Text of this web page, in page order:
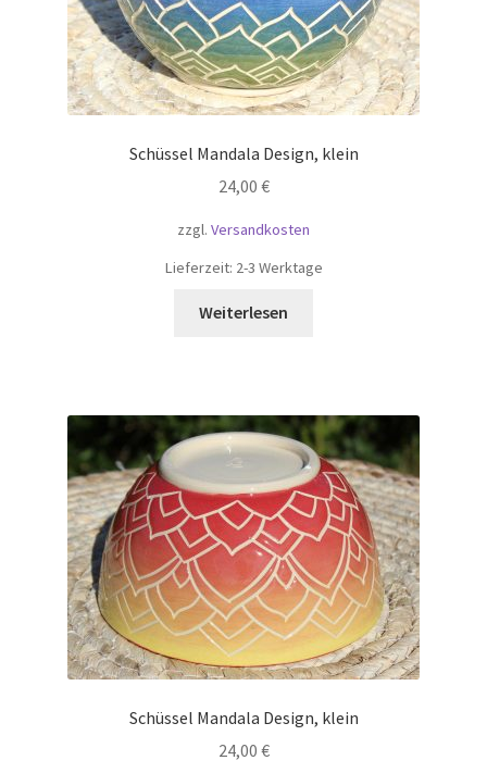
Schüssel Mandala Design, klein
24,00 €
zzgl. Versandkosten
Lieferzeit: 2-3 Werktage
Weiterlesen
Schüssel Mandala Design, klein
24,00 €